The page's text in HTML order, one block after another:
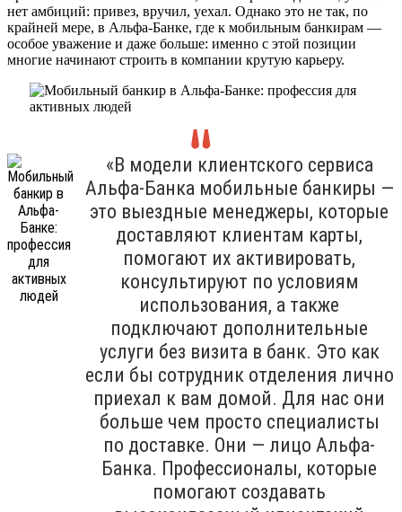
нет амбиций: привез, вручил, уехал. Однако это не так, по
крайней мере, в Альфа-Банке, где к мобильным банкирам —
особое уважение и даже больше: именно с этой позиции
многие начинают строить в компании крутую карьеру.
«В модели клиентского сервиса
Альфа-Банка мобильные банкиры —
это выездные менеджеры, которые
доставляют клиентам карты,
помогают их активировать,
консультируют по условиям
использования, а также
подключают дополнительные
услуги без визита в банк. Это как
если бы сотрудник отделения лично
приехал к вам домой. Для нас они
больше чем просто специалисты
по доставке. Они — лицо Альфа-
Банка. Профессионалы, которые
помогают создавать